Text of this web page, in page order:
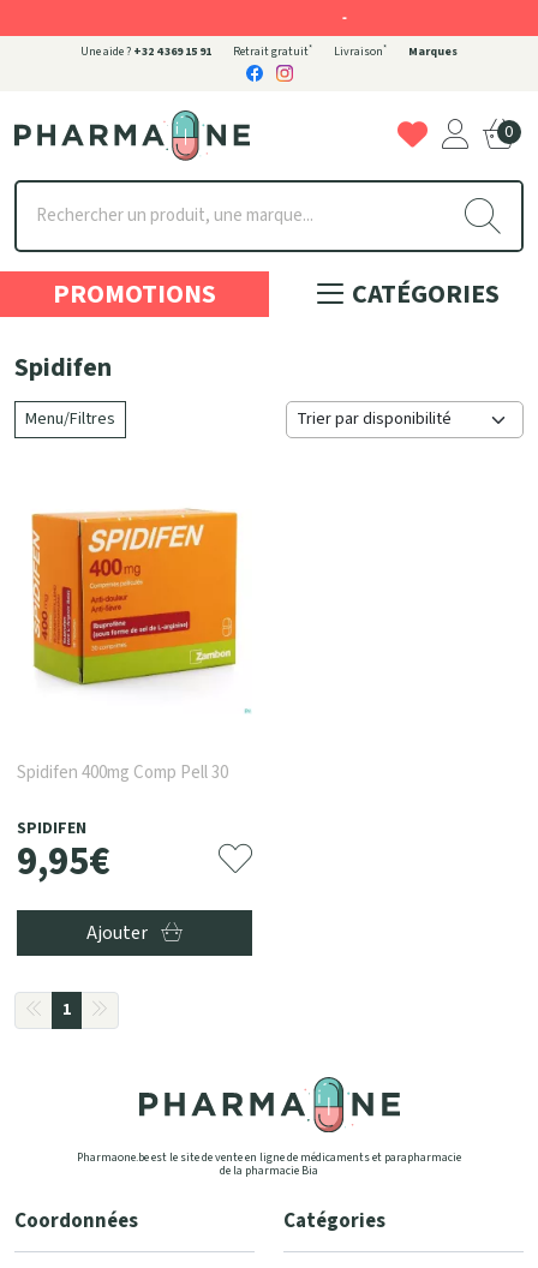
Une aide ? +32 4 369 15 91 Retrait gratuit* Livraison* Marques
Pharmaone Votre pharmacie en ligne à votre service
0
PROMOTIONS
CATÉGORIES
Spidifen
Menu/Filtres
Spidifen 400mg Comp Pell 30
SPIDIFEN
9,95€
Ajouter
1
Pharmaone.be est le site de vente en ligne de médicaments et parapharmacie
de la pharmacie Bia
Coordonnées Catégories